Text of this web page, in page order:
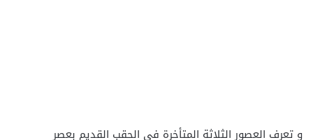
و تعرف العصور الثلاثة المتأخرة في الحقب القديم بعصر